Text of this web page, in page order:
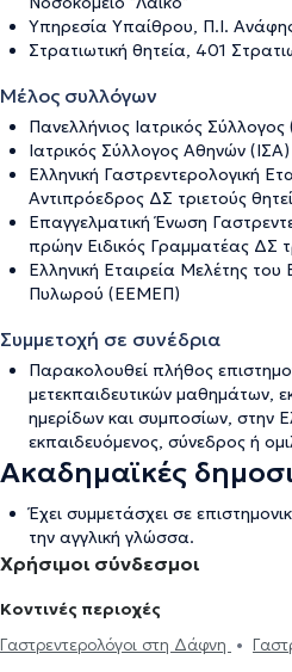
Υπηρεσία Υπαίθρου, Π.Ι.
Στρατιωτική θητεία, 401
Μέλος συλλόγων
Πανελλήνιος Ιατρικός Σύλλογος
Ιατρικός Σύλλογος Αθηνών (ΙΣΑ)
Ελληνική Γαστρεντερολογική
Αντιπρόεδρος ΔΣ τριετούς
Επαγγελματική Ένωση
πρώην Ειδικός Γραμματέας ΔΣ
Ελληνική Εταιρεία Μελέτης του
Πυλωρού (ΕΕΜΕΠ)
Συμμετοχή σε συνέδρια
Παρακολουθεί πλήθος
μετεκπαιδευτικών μαθημάτων,
ημερίδων και συμποσίων, στην
εκπαιδευόμενος, σύνεδρος ή
Ακαδημαϊκές
Έχει συμμετάσχει σε
την αγγλική γλώσσα.
Χρήσιμοι σύνδεσμοι
Κοντινές περιοχές
Γαστρεντερολόγοι στη Δάφνη